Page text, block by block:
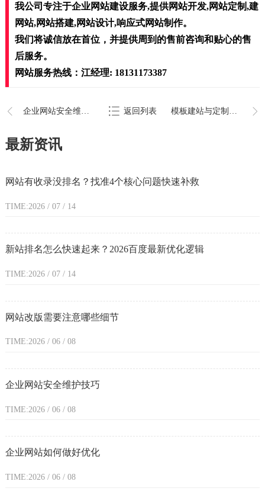
我公司专注于企业网站建设服务,提供网站开发,网站定制,建
网站,网站搭建,网站设计,响应式网站制作。
我们将诚信放在首位，并提供周到的售前咨询和贴心的售
后服务。
网站服务热线：江经理: 18131173387
企业网站安全维护技巧 模板建站与定制建站区别
返回列表
最新资讯
网站有收录没排名？找准4个核心问题快速补救
TIME:2026 / 07 / 14
新站排名怎么快速起来？2026百度最新优化逻辑
TIME:2026 / 07 / 14
网站改版需要注意哪些细节
TIME:2026 / 06 / 08
企业网站安全维护技巧
TIME:2026 / 06 / 08
企业网站如何做好优化
TIME:2026 / 06 / 08